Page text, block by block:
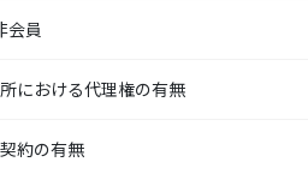
会員
における代理権の有無
約の有無